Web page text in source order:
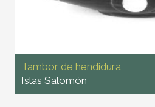
Tambor de hendidura
Islas Salomón